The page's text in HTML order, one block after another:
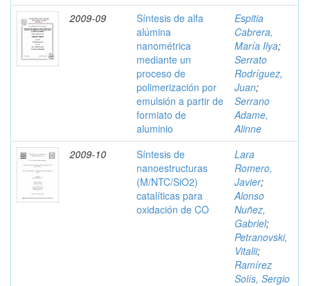
2009-09
Síntesis de alfa
alúmina
nanométrica
mediante un
proceso de
polimerización por
emulsión a partir de
formiato de
aluminio
Espitia
Cabrera,
María Ilya;
Serrato
Rodríguez,
Juan;
Serrano
Adame,
Alinne
2009-10
Síntesis de
nanoestructuras
(M/NTC/SiO2)
catalíticas para
oxidación de CO
Lara
Romero,
Javier;
Alonso
Nuñez,
Gabriel;
Petranovski,
Vitalii;
Ramírez
Solís, Sergio